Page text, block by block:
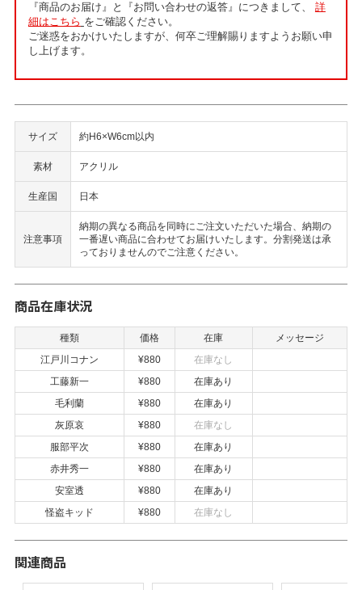
『商品のお届け』と『お問い合わせの返答』につきまして、 詳
細はこちら をご確認ください。
ご迷惑をおかけいたしますが、何卒ご理解賜りますようお願い申
し上げます。
サイズ 約H6×W6cm以内
素材 アクリル
生産国 日本
注意事項
納期の異なる商品を同時にご注文いただいた場合、納期の
一番遅い商品に合わせてお届けいたします。分割発送は承
っておりませんのでご注意ください。
商品在庫状況
種類 価格 在庫
メッセージ
江戸川コナン
¥880
在庫なし
工藤新一
¥880
在庫あり
毛利蘭
¥880
在庫あり
灰原哀
¥880
在庫なし
服部平次
¥880
在庫あり
赤井秀一
¥880
在庫あり
安室透
¥880
在庫あり
怪盗キッド
¥880 在庫なし
関連商品